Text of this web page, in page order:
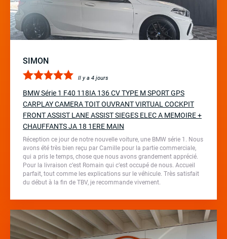
SIMON
Il y a 4 jours
BMW Série 1 F40 118IA 136 CV TYPE M SPORT GPS
CARPLAY CAMERA TOIT OUVRANT VIRTUAL COCKPIT
FRONT ASSIST LANE ASSIST SIEGES ELEC A MEMOIRE +
CHAUFFANTS JA 18 1ERE MAIN
Réception ce jour de notre nouvelle voiture, une BMW série 1. Nous
avons été très bien reçu par Camille pour la partie commerciale,
qui a pris le temps, chose que nous avons grandement apprécié.
Pour la livraison c’est Romain qui c’est occupé de nous. Accueil
parfait, tout comme les explications sur le véhicule. Très satisfait
du début à la fin de TBV, je recommande vivement.